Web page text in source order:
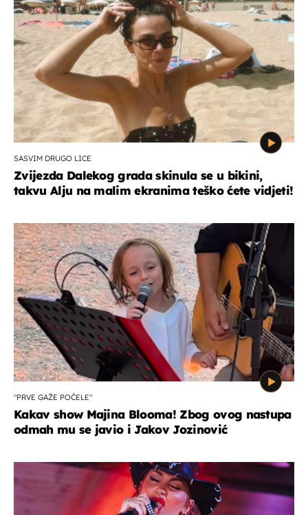
SASVIM DRUGO LICE
Zvijezda Dalekog grada skinula se u bikini,
takvu Alju na malim ekranima teško ćete vidjeti!
"PRVE GAŽE POČELE"
Kakav show Majina Blooma! Zbog ovog nastupa
odmah mu se javio i Jakov Jozinović